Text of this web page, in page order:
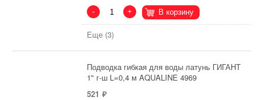
- + В корзину
Еще (3)
Подводка гибкая для воды латунь ГИГАНТ
1" г-ш L=0,4 м AQUALINE 4969
521